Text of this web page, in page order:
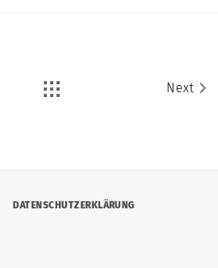
Next
DATENSCHUTZERKLÄRUNG